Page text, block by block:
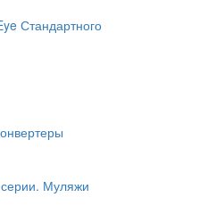
Стандартного
Муляжи